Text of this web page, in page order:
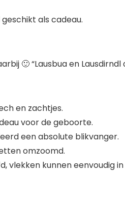
als cadeau.
🙂 “Lausbua en
en zachtjes.
voor de geboorte.
een absolute blikvanger.
omzoomd.
vlekken kunnen eenvoudig